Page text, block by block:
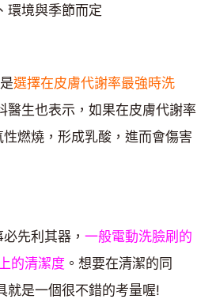
環境與季節而定
選擇在皮膚代謝率最強時洗
醫生也表示，如果在皮膚代謝率
燃燒，形成乳酸，進而會傷害
先利其器， 一般電動洗臉刷的
的清潔度 。想要在清潔的同
就是一個很不錯的考量喔!